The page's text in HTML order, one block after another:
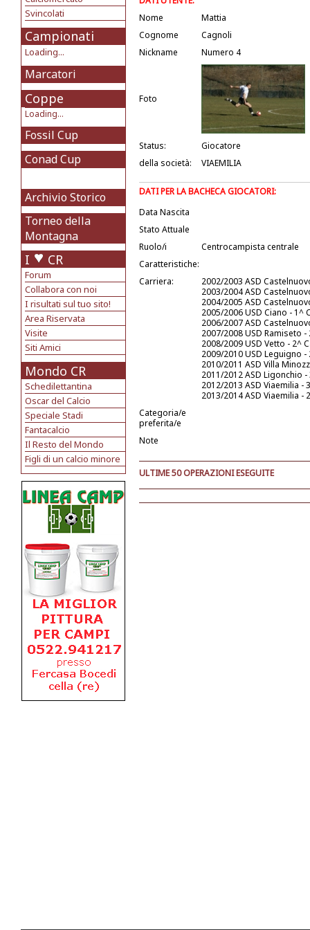
Svincolati
Campionati
Loading...
Marcatori
Coppe
Loading...
Fossil Cup
Conad Cup
Archivio Storico
Torneo della
Montagna
I CR
Forum
Collabora con noi
I risultati sul tuo sito!
Area Riservata
Visite
Siti Amici
Mondo CR
Schedilettantina
Oscar del Calcio
Speciale Stadi
Fantacalcio
Il Resto del Mondo
Figli di un calcio minore
Nome
Mattia
Cognome
Cagnoli
Nickname
Numero 4
Foto
Status:
Giocatore
della società:
VIAEMILIA
DATI PER LA BACHECA GIOCATORI:
Data Nascita
Stato Attuale
Ruolo/i
Centrocampista centrale
Caratteristiche:
Carriera:
2002/2003 ASD
2003/2004 ASD
2004/2005 ASD
2005/2006 USD Ciano - 1^
2006/2007 ASD
2007/2008 USD Ramiseto
2008/2009 USD Vetto - 2^
2009/2010 USD Leguigno
2010/2011 ASD Villa
2011/2012 ASD Ligonchio
2012/2013 ASD Viaemilia -
2013/2014 ASD Viaemilia -
Categoria/e
preferita/e
Note
ULTIME 50 OPERAZIONI ESEGUITE